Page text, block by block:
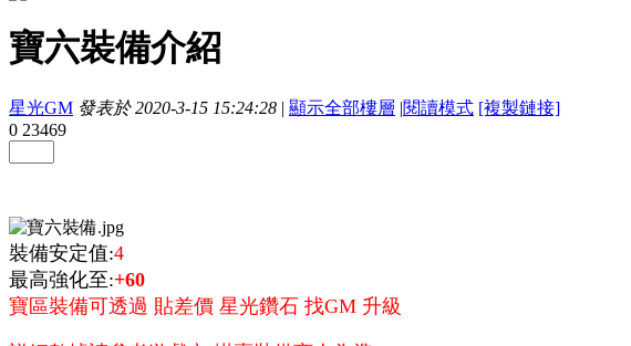
寶六裝備介紹
星光GM 發表於 2020-3-15 15:24:28 | 顯示全部樓層 |閱讀模式 [複製鏈接]
0 23469
裝備安定值:4
最高強化至:+60
寶區裝備可透過 貼差價 星光鑽石 找GM 升級